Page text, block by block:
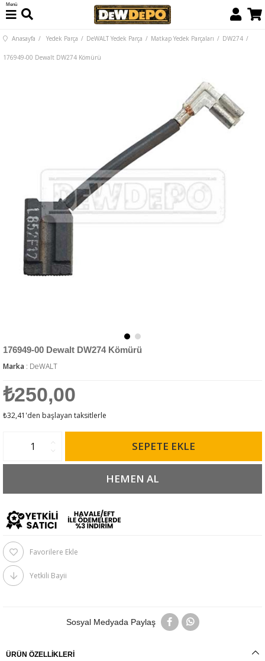
Menü
Anasayfa Yedek Parça DeWALT Yedek Parça Matkap Yedek Parçaları DW274
176949-00 Dewalt DW274 Kömürü
176949-00 Dewalt DW274 Kömürü
Marka : DeWALT
₺250,00
₺32,41 'den başlayan taksitlerle
Favorilere Ekle
Yetkili Bayii
Sosyal Medyada Paylaş
ÜRÜN ÖZELLIKLERI